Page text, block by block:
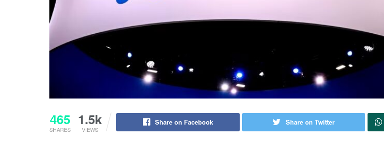
465
SHARES
1.5k
VIEWS
Share on Facebook Share on Twitter